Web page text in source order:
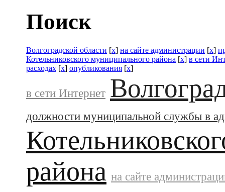
Поиск
Волгоградской области [x] на сайте администрации [x]
Котельниковского муниципального района [x] в сети
расходах [x] опубликования [x]
в сети Интернет
должности муниципальной службы в
района на сайте